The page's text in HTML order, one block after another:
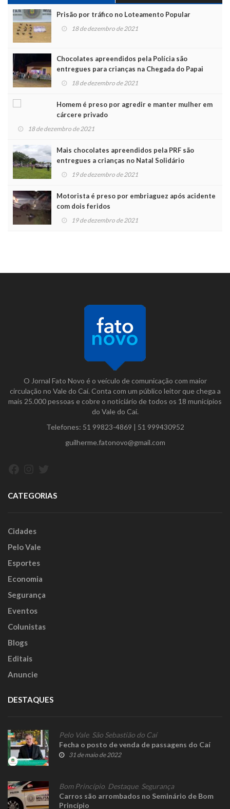
Prisão por tráfico no Loteamento Popular
18 de dezembro de 2021
Chocolates apreendidos pela Polícia são
entregues para crianças na Chegada do Papai
Noel 18 de dezembro de 2021
Homem é preso por agredir e manter mulher em
cárcere privado
18 de dezembro de 2021
Mais chocolates apreendidos pela PRF são
entregues a crianças no Natal Solidário
19 de dezembro de 2021
Motorista é preso por embriaguez após acidente
com dois feridos
19 de dezembro de 2021
O Jornal Fato Novo é o veículo de comunicação com maior
circulação no Vale do Caí. Conta com um público leitor que chega a
mais 25.000 pessoas e cobre o noticiário de todos os 18 municípios
do Vale do Caí.
Telefones: 51 99823-4869 | 51 999430952
guilherme.fatonovo@gmail.com
CATEGORIAS
Cidades
Pelo Vale
Esportes
Economia
Segurança
Eventos
Colunistas
Blogs
Editais
Anuncie
DESTAQUES
Pelo Vale, São Sebastião do Caí
Fecha o posto de venda de passagens do Caí
31 de maio de 2022
Bom Princípio Destaque, Segurança
Carros são arrombados no Seminário de Bom
Princípio